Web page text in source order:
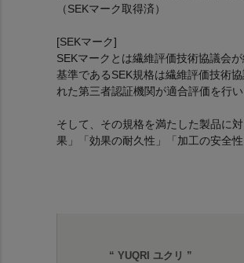
（SEKマーク取得済）
[SEKマーク]
SEKマークとは繊維評価技術協議会
基準であるSEK規格は繊維評価技術
れた第三者認証機関が適合評価を行い
そして、その規格を満たした製品に
果」「効果の耐久性」「加工の安全
“ YUQRI ユクリ ”